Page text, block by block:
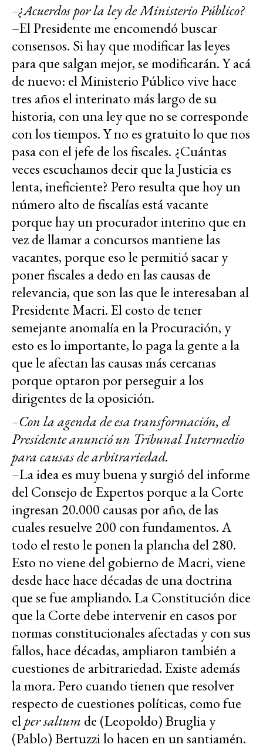
–¿Acuerdos por la ley de Ministerio Público?
–El Presidente me encomendó buscar
consensos. Si hay que modificar las leyes
para que salgan mejor, se modificarán. Y acá
de nuevo: el Ministerio Público vive hace
tres años el interinato más largo de su
historia, con una ley que no se corresponde
con los tiempos. Y no es gratuito lo que nos
pasa con el jefe de los fiscales. ¿Cuántas
veces escuchamos decir que la Justicia es
lenta, ineficiente? Pero resulta que hoy un
número alto de fiscalías está vacante
porque hay un procurador interino que en
vez de llamar a concursos mantiene las
vacantes, porque eso le permitió sacar y
poner fiscales a dedo en las causas de
relevancia, que son las que le interesaban al
Presidente Macri. El costo de tener
semejante anomalía en la Procuración, y
esto es lo importante, lo paga la gente a la
que le afectan las causas más cercanas
porque optaron por perseguir a los
dirigentes de la oposición.
–Con la agenda de esa transformación, el
Presidente anunció un Tribunal Intermedio
para causas de arbitrariedad.
–La idea es muy buena y surgió del informe
del Consejo de Expertos porque a la Corte
ingresan 20.000 causas por año, de las
cuales resuelve 200 con fundamentos. A
todo el resto le ponen la plancha del 280.
Esto no viene del gobierno de Macri, viene
desde hace hace décadas de una doctrina
que se fue ampliando. La Constitución dice
que la Corte debe intervenir en casos por
normas constitucionales afectadas y con sus
fallos, hace décadas, ampliaron también a
cuestiones de arbitrariedad. Existe además
la mora. Pero cuando tienen que resolver
respecto de cuestiones políticas, como fue
elper saltum de (Leopoldo) Bruglia y
(Pablo) Bertuzzi lo hacen en un santiamén.